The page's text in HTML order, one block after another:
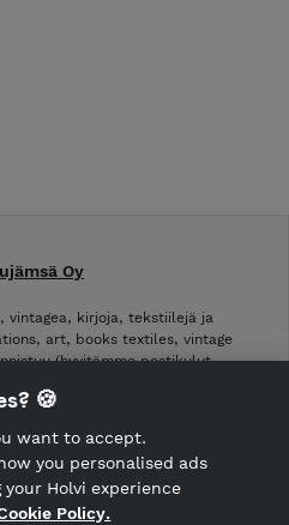
Oy
vintagea, kirjoja, tekstiilejä ja
art, books textiles, vintage
(hyvitämme postikulut
🍪
want to accept.
you personalised ads
Holvi experience
Policy.